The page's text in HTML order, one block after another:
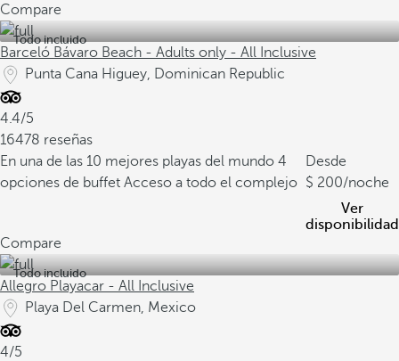
Compare
Todo incluido
Barceló Bávaro Beach - Adults only - All Inclusive
Punta Cana Higuey, Dominican Republic
4.4/5
16478 reseñas
En una de las 10 mejores playas del mundo 4
opciones de buffet Acceso a todo el complejo
Desde
200/noche
Ver
disponibilidad
Compare
Todo incluido
Allegro Playacar - All Inclusive
Playa Del Carmen, Mexico
4/5